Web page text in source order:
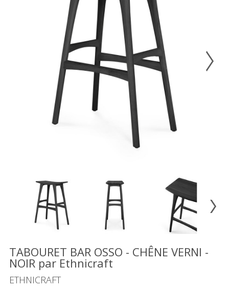
démonstrateurs
Luminaires
SOUHAITS
TABOURET BAR OSSO - CHÊNE VERNI -
NOIR par Ethnicraft
ETHNICRAFT